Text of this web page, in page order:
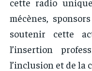
mécènes,
soutenir cette
l’insertion
l’inclusion et de la